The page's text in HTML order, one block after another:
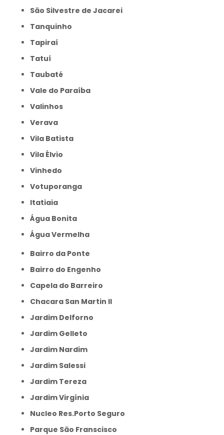
São Silvestre de Jacarei
Tanquinho
Tapiraí
Tatuí
Taubaté
Vale do Paraíba
Valinhos
Verava
Vila Batista
Vila Élvio
Vinhedo
Votuporanga
itatiaia
Água Bonita
Água Vermelha
Bairro da Ponte
Bairro do Engenho
Capela do Barreiro
Chacara San Martin II
Jardim Delforno
Jardim Gelleto
Jardim Nardim
Jardim Salessi
Jardim Tereza
Jardim Virgínia
Nucleo Res.Porto Seguro
Parque São Franscisco